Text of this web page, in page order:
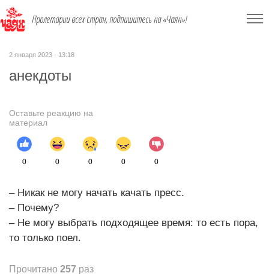
Пролетарии всех стран, подпишитесь на «Чаян»!
2 января 2023 - 13:18
анекдоты
Оставьте реакцию на
материал
0 0 0 0 0
– Никак не могу начать качать пресс.
– Почему?
– Не могу выбрать подходящее время: то есть пора,
то только поел.
Прочитано 257 раз